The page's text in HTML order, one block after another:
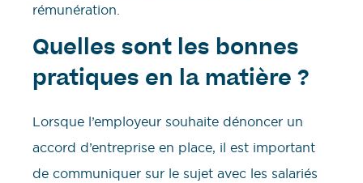
rémunération.
Quelles sont les bonnes
pratiques en la matière ?
Lorsque l’employeur souhaite dénoncer un
accord d’entreprise en place, il est important
de communiquer sur le sujet avec les salariés